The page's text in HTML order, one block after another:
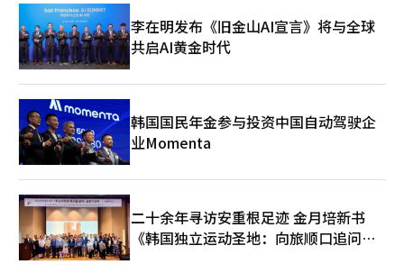
李在明发布《旧金山AI宣言》将与全球
共启AI黄金时代
韩国国民年金参与投资中国自动驾驶企
业Momenta
二十余年寻访安重根足迹 金月培新书
《韩国独立运动圣地：向旅顺口追问历